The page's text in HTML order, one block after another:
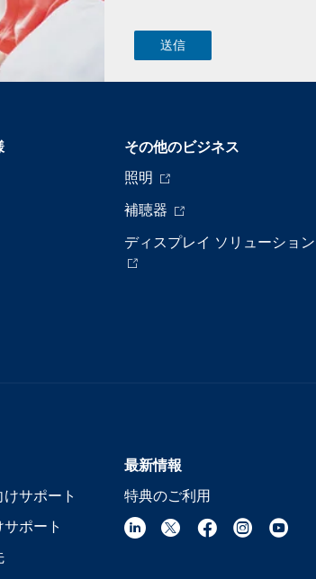
その他のビジネス
照明
補聴器
ディスプレイ ソリューション
サポート
ポート
最新情報
特典のご利用